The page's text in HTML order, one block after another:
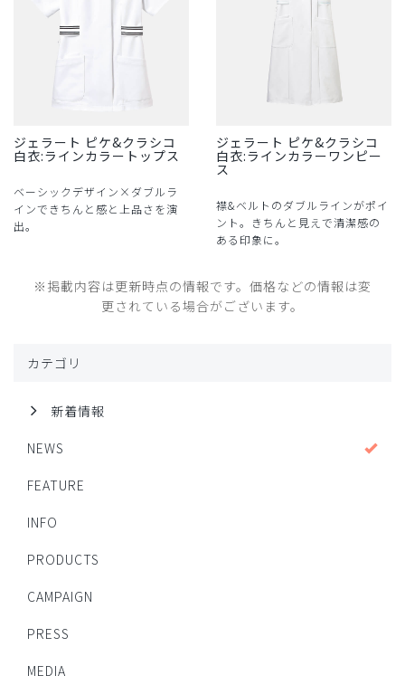
ジェラート ピケ&クラシコ
白衣:ラインカラートップス
ベーシックデザイン×ダブルラ
インできちんと感と上品さを演
出。
ジェラート ピケ&クラシコ
白衣:ラインカラーワンピー
ス
襟&ベルトのダブルラインがポイ
ント。きちんと見えで清潔感の
ある印象に。
※掲載内容は更新時点の情報です。価格などの情報は変
更されている場合がございます。
カテゴリ
新着情報
NEWS
FEATURE
INFO
PRODUCTS
CAMPAIGN
PRESS
MEDIA